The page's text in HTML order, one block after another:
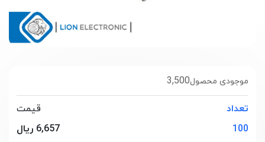
3,500موجودی محصول
تعداد
قیمت
100
6,657 ریال